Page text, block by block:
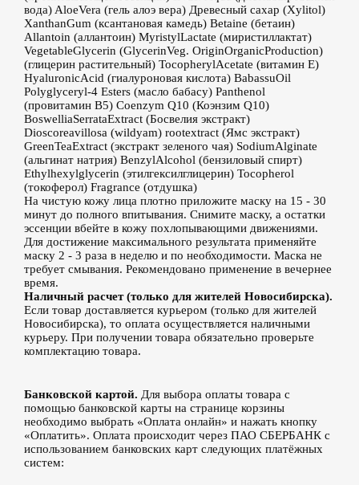
вода) AloeVera (гель алоэ вера) Древесный сахар (Xylitol)
XanthanGum (ксантановая камедь) Betaine (бетаин)
Allantoin (аллантоин) MyristylLactate (миристиллактат)
VegetableGlycerin (GlycerinVeg. OriginOrganicProduction)
(глицерин растительный) TocopherylAcetate (витамин Е)
HyaluronicAcid (гиалуроновая кислота) BabassuOil
Polyglyceryl-4 Esters (масло бабасу) Panthenol
(провитамин В5) Coenzym Q10 (Коэнзим Q10)
BoswelliaSerrataExtract (Босвелия экстракт)
Dioscoreavillosa (wildyam) rootextract (Ямс экстракт)
GreenTeaExtract (экстракт зеленого чая) SodiumAlginate
(альгинат натрия) BenzylAlcohol (бензиловый спирт)
Ethylhexylglycerin (этилгексилглицерин) Tocopherol
(токоферол) Fragrance (отдушка)
На чистую кожу лица плотно приложите маску на 15 - 30
минут до полного впитывания. Снимите маску, а остатки
эссенции вбейте в кожу похлопывающими движениями.
Для достижение максимального результата применяйте
маску 2 - 3 раза в неделю и по необходимости. Маска не
требует смывания. Рекомендовано применение в вечернее
время.
Наличный расчет (только для жителей Новосибирска).
Если товар доставляется курьером (только для жителей
Новосибирска), то оплата осуществляется наличными
курьеру. При получении товара обязательно проверьте
комплектацию товара.
Банковской картой. Для выбора оплаты товара с
помощью банковской карты на странице корзины
необходимо выбрать «Оплата онлайн» и нажать кнопку
«Оплатить». Оплата происходит через ПАО СБЕРБАНК с
использованием банковских карт следующих платёжных
систем: